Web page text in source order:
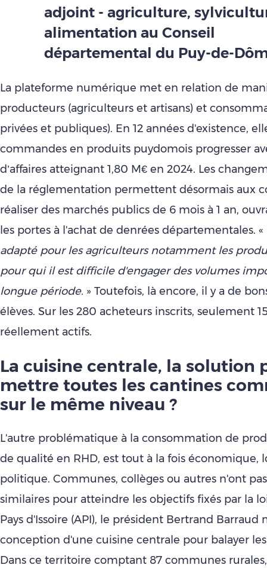
adjoint - agriculture,
alimentation au Conseil
départemental du Puy-de-
La plateforme numérique met en relation de
producteurs (agriculteurs et artisans) et
privées et publiques). En 12 années d'existence,
commandes en produits puydomois progresser
d’affaires atteignant 1,80 M€ en 2024. Les
de la réglementation permettent désormais aux
réaliser des marchés publics de 6 mois à 1 an,
les portes à l'achat de denrées départementales. «
adapté pour les agriculteurs notamment les
pour qui il est difficile d'engager des volumes
longue période. » Toutefois, là encore, il y a de
élèves. Sur les 280 acheteurs inscrits, seulement
réellement actifs.
La cuisine centrale, la solution
mettre toutes les cantines
sur le même niveau ?
L'autre problématique à la consommation de
de qualité en RHD, est tout à la fois économique,
politique. Communes, collèges ou autres n'ont
similaires pour atteindre les objectifs fixés par la
Pays d'Issoire (API), le président Bertrand Barraud
conception d'une cuisine centrale pour balayer
Dans ce territoire comptant 87 communes